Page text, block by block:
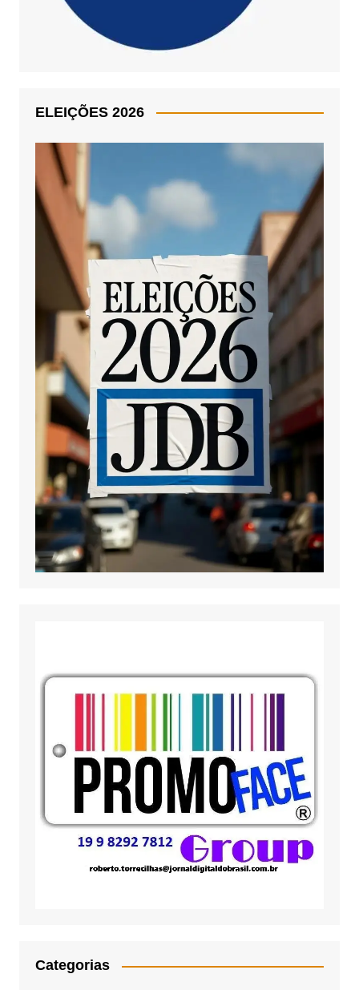
ELEIÇÕES 2026
Categorias